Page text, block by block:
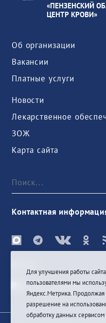
«ПЕНЗЕНСКИЙ
ЦЕНТР КРОВИ»
Об организации
Вакансии
Платные услуги
Новости
Лекарственное
ЗОЖ
Карта сайта
Контактная
Для улучшения работы
пользователями мы
Яндекс.Метрика. Продолжая
разрешение на
обработку данных